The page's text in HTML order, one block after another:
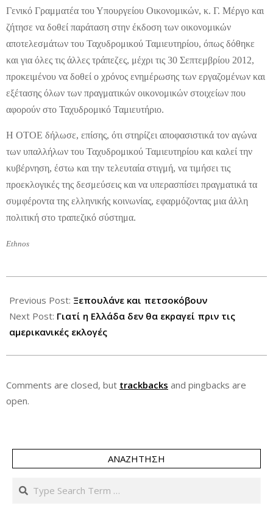
Γενικό Γραμματέα του Υπουργείου Οικονομικών, κ. Γ. Μέργο και
ζήτησε να δοθεί παράταση στην έκδοση των οικονομικών
αποτελεσμάτων του Ταχυδρομικού Ταμιευτηρίου, όπως δόθηκε
και για όλες τις άλλες τράπεζες, μέχρι τις 30 Σεπτεμβρίου 2012,
προκειμένου να δοθεί ο χρόνος ενημέρωσης των εργαζομένων και
εξέτασης όλων των πραγματικών οικονομικών στοιχείων που
αφορούν στο Ταχυδρομικό Ταμιευτήριο.
Η ΟΤΟΕ δήλωσε, επίσης, ότι στηρίζει αποφασιστικά τον αγώνα
των υπαλλήλων του Ταχυδρομικού Ταμιευτηρίου και καλεί την
κυβέρνηση, έστω και την τελευταία στιγμή, να τιμήσει τις
προεκλογικές της δεσμεύσεις και να υπερασπίσει πραγματικά τα
συμφέροντα της ελληνικής κοινωνίας, εφαρμόζοντας μια άλλη
πολιτική στο τραπεζικό σύστημα.
Ethnos
08-
30
Previous Post: Ξεπουλάνε και πετσοκόβουν
Next Post: Γιατί η Ελλάδα δεν θα εκραγεί πριν τις
αμερικανικές εκλογές
Comments are closed, but trackbacks and pingbacks are
open.
ΑΝΑΖΉΤΗΣΗ
Search